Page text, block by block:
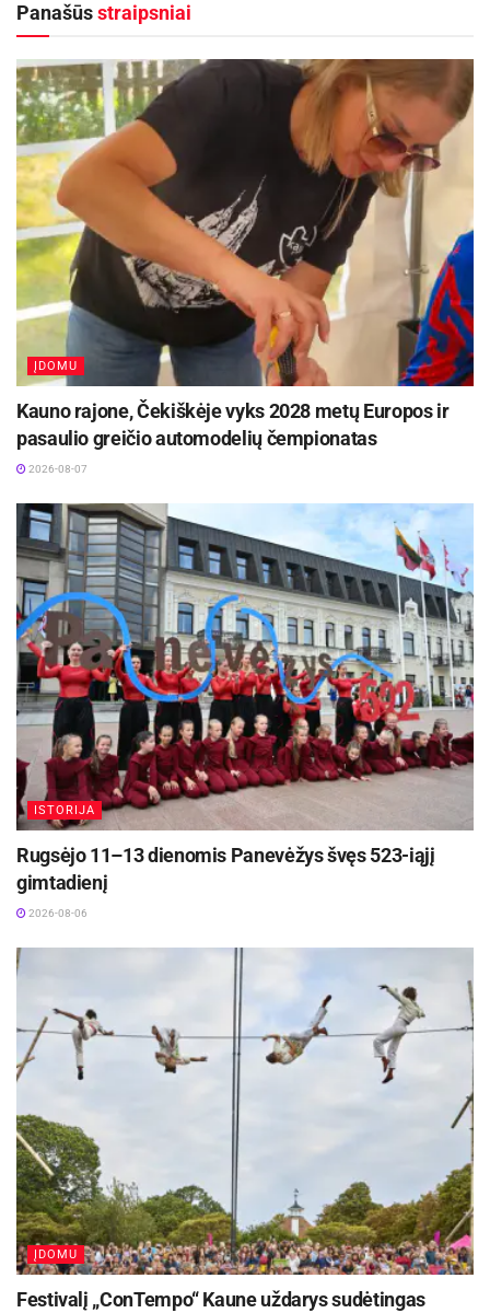
Panašūsstraipsniai
ĮDOMU
Kauno rajone, Čekiškėje vyks 2028 metų Europos ir
pasaulio greičio automodelių čempionatas
2026-08-07
ISTORIJA
Rugsėjo 11–13 dienomis Panevėžys švęs 523-iąjį
gimtadienį
2026-08-06
ĮDOMU
Festivalį „ConTempo“ Kaune uždarys sudėtingas